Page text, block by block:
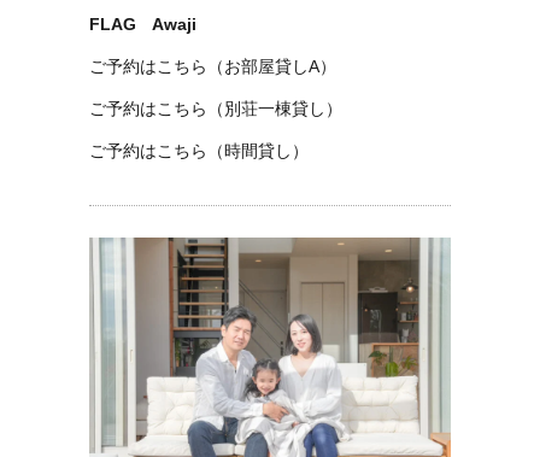
FLAG Awaji
ご予約はこちら（お部屋貸しA）
ご予約はこちら（別荘一棟貸し）
ご予約はこちら（時間貸し）